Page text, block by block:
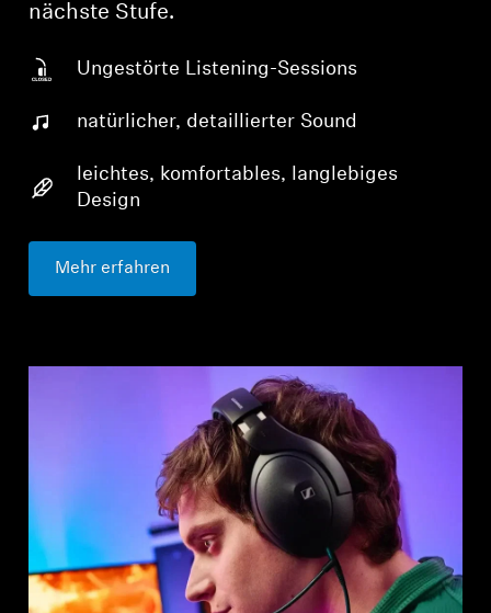
nächste Stufe.
Ungestörte Listening-Sessions
natürlicher, detaillierter Sound
leichtes, komfortables, langlebiges
Design
Mehr erfahren
Ihre zuvor gespeicherten Artikel anzuzeigen.